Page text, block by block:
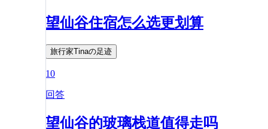
望仙谷住宿怎么选更划算
旅行家Tinaの足迹
10
回答
望仙谷的玻璃栈道值得走吗